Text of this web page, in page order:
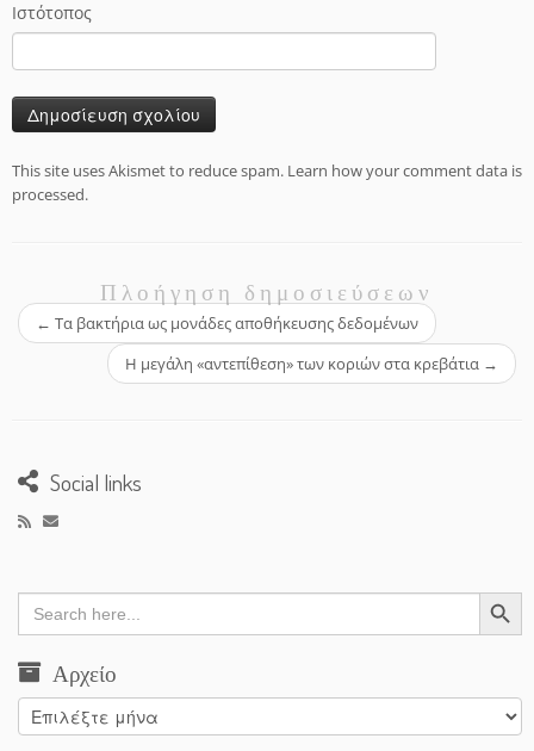
Ιστότοπος
This site uses Akismet to reduce spam. Learn how your comment data is
processed.
Πλοήγηση δημοσιεύσεων
← Τα βακτήρια ως μονάδες αποθήκευσης δεδομένων
Η μεγάλη «αντεπίθεση» των κοριών στα κρεβάτια →
Social links
Search
for:
Search Button
Αρχείο
Αρχείο